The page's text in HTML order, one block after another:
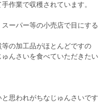
作業で収穫されています。
ーパー等の小売店で目にする
の加工品がほとんどですの
んさいを食べていただきたい
思われがちなじゅんさいです